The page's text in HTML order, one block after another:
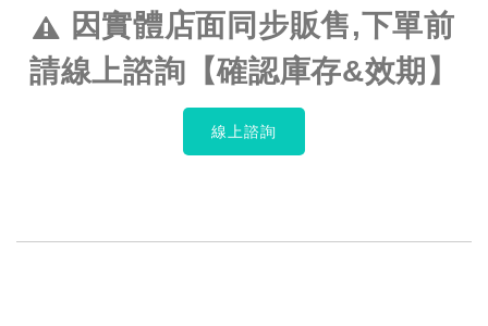
因實體店面同步販售,下單前
請線上諮詢【確認庫存&效期】
線上諮詢